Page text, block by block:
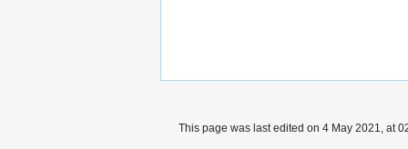
This page was last edited on 4 May 2021, at